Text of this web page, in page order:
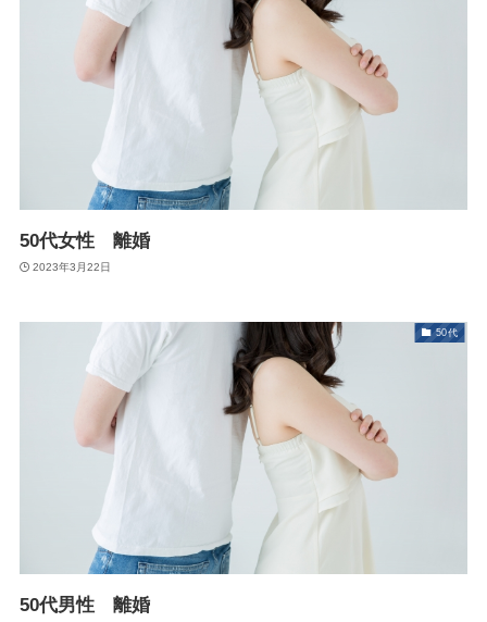
50代女性 離婚
2023年3月22日
50代
50代男性 離婚